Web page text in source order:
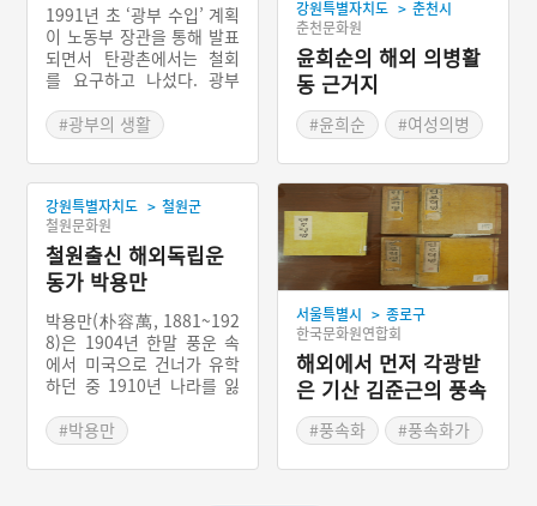
1991년 초 ‘광부 수입’ 계획
이 노동부 장관을 통해 발표
되면서 탄광촌에서는 철회
를 요구하고 나섰다. 광부
부를 구하지 못하는 인력난
을 반영한 것이었다. 하지만
탄광노동자와 탄광촌 주민
들은 현장의 안전시설 확충
및 광부들의 처우 개선은 하
지 않은 채, 광부 수입은 더
큰 부작용만 낳는다며 저지
운동을 전개했다.
#광부의 생활
강원특별자치도 > 춘천시
춘천문화원
윤희순의 해외 의병활
동 근거지
#윤희순
#여성의병
#환인현 파리전자 취리두
남산마을
#노학당
#무순 포가둔
강원특별자치도 > 철원군
철원문화원
철원출신 해외독립운
동가 박용만
박용만(朴容萬, 1881~192
8)은 1904년 한말 풍운 속
에서 미국으로 건너가 유학
하던 중 1910년 나라를 잃
양성하기도 하며, 여러 가지
로 독립운동에 몸 바쳐 오다
1928년 10월 17일 48세의
#박용만
서울특별시 > 종로구
한국문화원연합회
해외에서 먼저 각광받
은 기산 김준근의 풍속
화 '시장'
#풍속화
#풍속화가